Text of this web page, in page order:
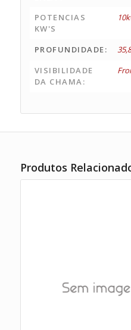
POTENCIAS
KW'S
PROFUNDIDADE:
35,8
VISIBILIDADE
DA CHAMA:
Produtos